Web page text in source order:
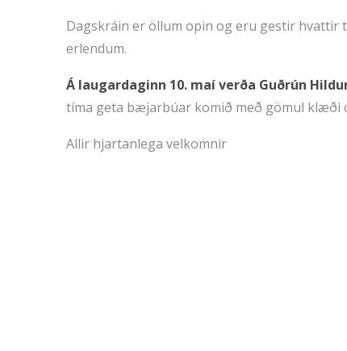
Dagskráin er öllum opin og eru gestir hvattir
erlendum.
Á laugardaginn 10. maí verða Guðrún
tíma geta bæjarbúar komið með gömul klæði
Allir hjartanlega velkomnir